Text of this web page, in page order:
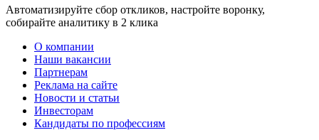
Автоматизируйте сбор откликов, настройте воронку,
собирайте аналитику в 2 клика
О компании
Наши вакансии
Партнерам
Реклама на сайте
Новости и статьи
Инвесторам
Кандидаты по профессиям